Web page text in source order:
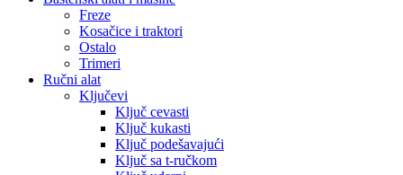
Freze
Kosačice i traktori
Ostalo
Trimeri
Ručni alat
Ključevi
Ključ cevasti
Ključ kukasti
Ključ podešavajući
Ključ sa t-ručkom